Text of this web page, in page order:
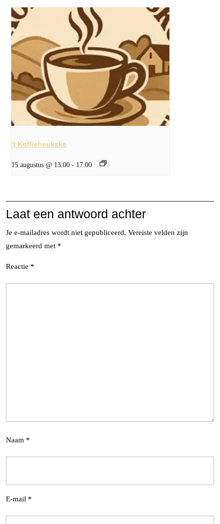
’t Koffieheukske
15 augustus @ 13:00 - 17:00
Laat een antwoord achter
Je e-mailadres wordt niet gepubliceerd. Vereiste velden zijn
gemarkeerd met *
Reactie *
Naam *
E-mail *